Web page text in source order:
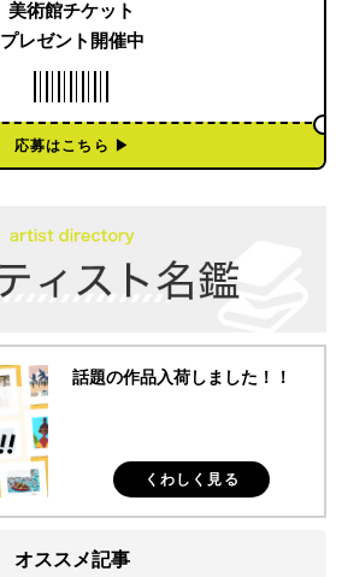
美術館チケット
プレゼント開催中
応募はこちら ▶︎
話題の作品入荷しました！！
くわしく見る
オススメ記事